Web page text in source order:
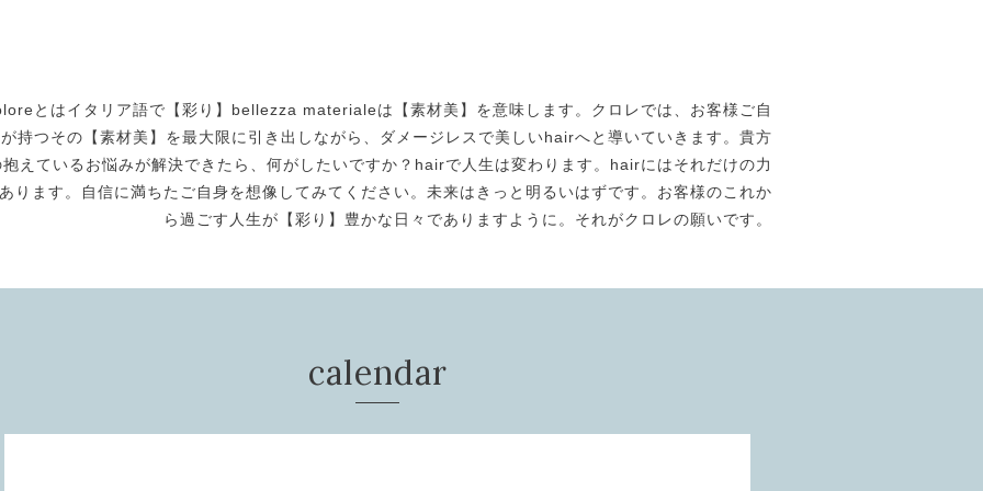
とはイタリア語で【彩り】bellezza materialeは【素材美】を意味します。クロレでは、お客様ご自
持つその【素材美】を最大限に引き出しながら、ダメージレスで美しいhairへと導いていきます。貴方
抱えているお悩みが解決できたら、何がしたいですか？hairで人生は変わります。hairにはそれだけの力
ります。自信に満ちたご自身を想像してみてください。未来はきっと明るいはずです。お客様のこれか
ら過ごす人生が【彩り】豊かな日々でありますように。それがクロレの願いです。
calendar